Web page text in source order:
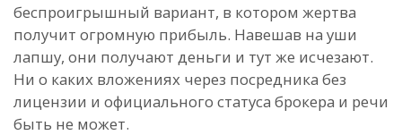
беспроигрышный вариант, в котором жертва
получит огромную прибыль. Навешав на уши
лапшу, они получают деньги и тут же исчезают.
Ни о каких вложениях через посредника без
лицензии и официального статуса брокера и речи
быть не может.